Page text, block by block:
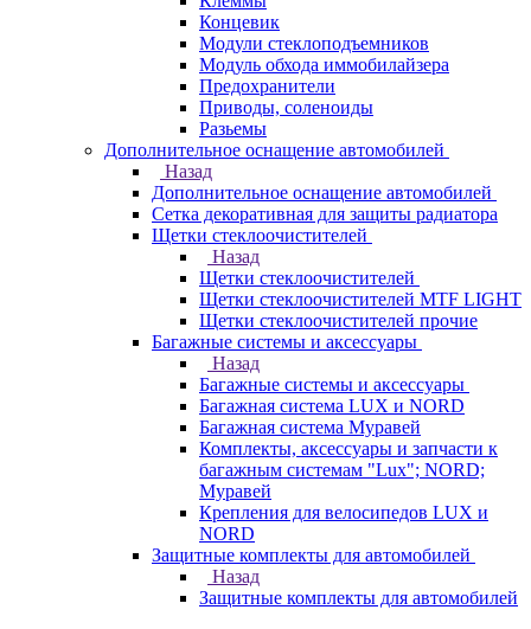
Концевик
Модули стеклоподъемников
Модуль обхода иммобилайзера
Предохранители
Приводы, соленоиды
Разьемы
Дополнительное оснащение автомобилей
Назад
Дополнительное оснащение автомобилей
Сетка декоративная для защиты радиатора
Щетки стеклоочистителей
Назад
Щетки стеклоочистителей
Щетки стеклоочистителей MTF LIGHT
Щетки стеклоочистителей прочие
Багажные системы и аксессуары
Назад
Багажные системы и аксессуары
Багажная система LUX и NORD
Багажная система Муравей
Комплекты, аксессуары и запчасти к
багажным системам "Lux"; NORD;
Муравей
Крепления для велосипедов LUX и
NORD
Защитные комплекты для автомобилей
Назад
Защитные комплекты для автомобилей